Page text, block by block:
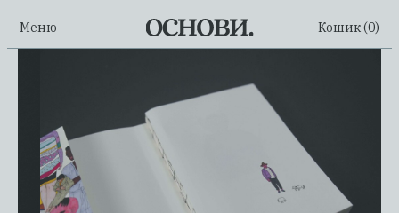
Меню Кошик (0)